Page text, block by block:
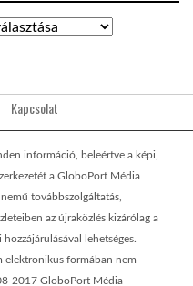
Kapcsolat
információ, beleértve a képi,
a GloboPort Média
továbbszolgáltatás,
az újraközlés kizárólag a
lehetséges.
elektronikus formában nem
2017 GloboPort Média